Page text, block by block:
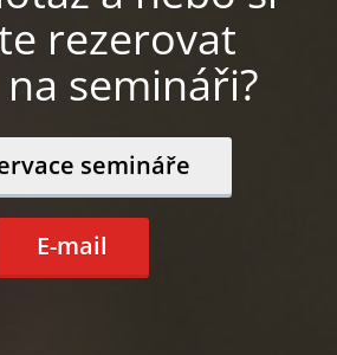
rezerovat
semináři?
semináře
E-mail